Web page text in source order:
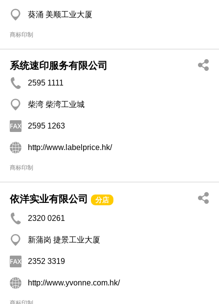
葵涌 美顺工业大厦
商标印制
系统速印服务有限公司
2595 1111
柴湾 柴湾工业城
2595 1263
http://www.labelprice.hk/
商标印制
依洋实业有限公司 分店
2320 0261
新蒲岗 捷景工业大厦
2352 3319
http://www.yvonne.com.hk/